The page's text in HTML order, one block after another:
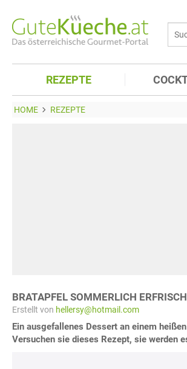
REZEPTE
HOME REZEPTE
BRATAPFEL SOMMERLICH
Erstellt von hellersy@hotmail.com
Ein ausgefallenes Dessert an einem
Versuchen sie dieses Rezept, sie werden